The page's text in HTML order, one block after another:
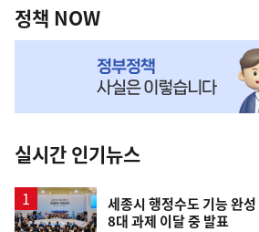
책
NOW,
뉴
스
정책 NOW
실시간 인기뉴스
세종시 행정수도 기능 완
8대 과제 이달 중 발표